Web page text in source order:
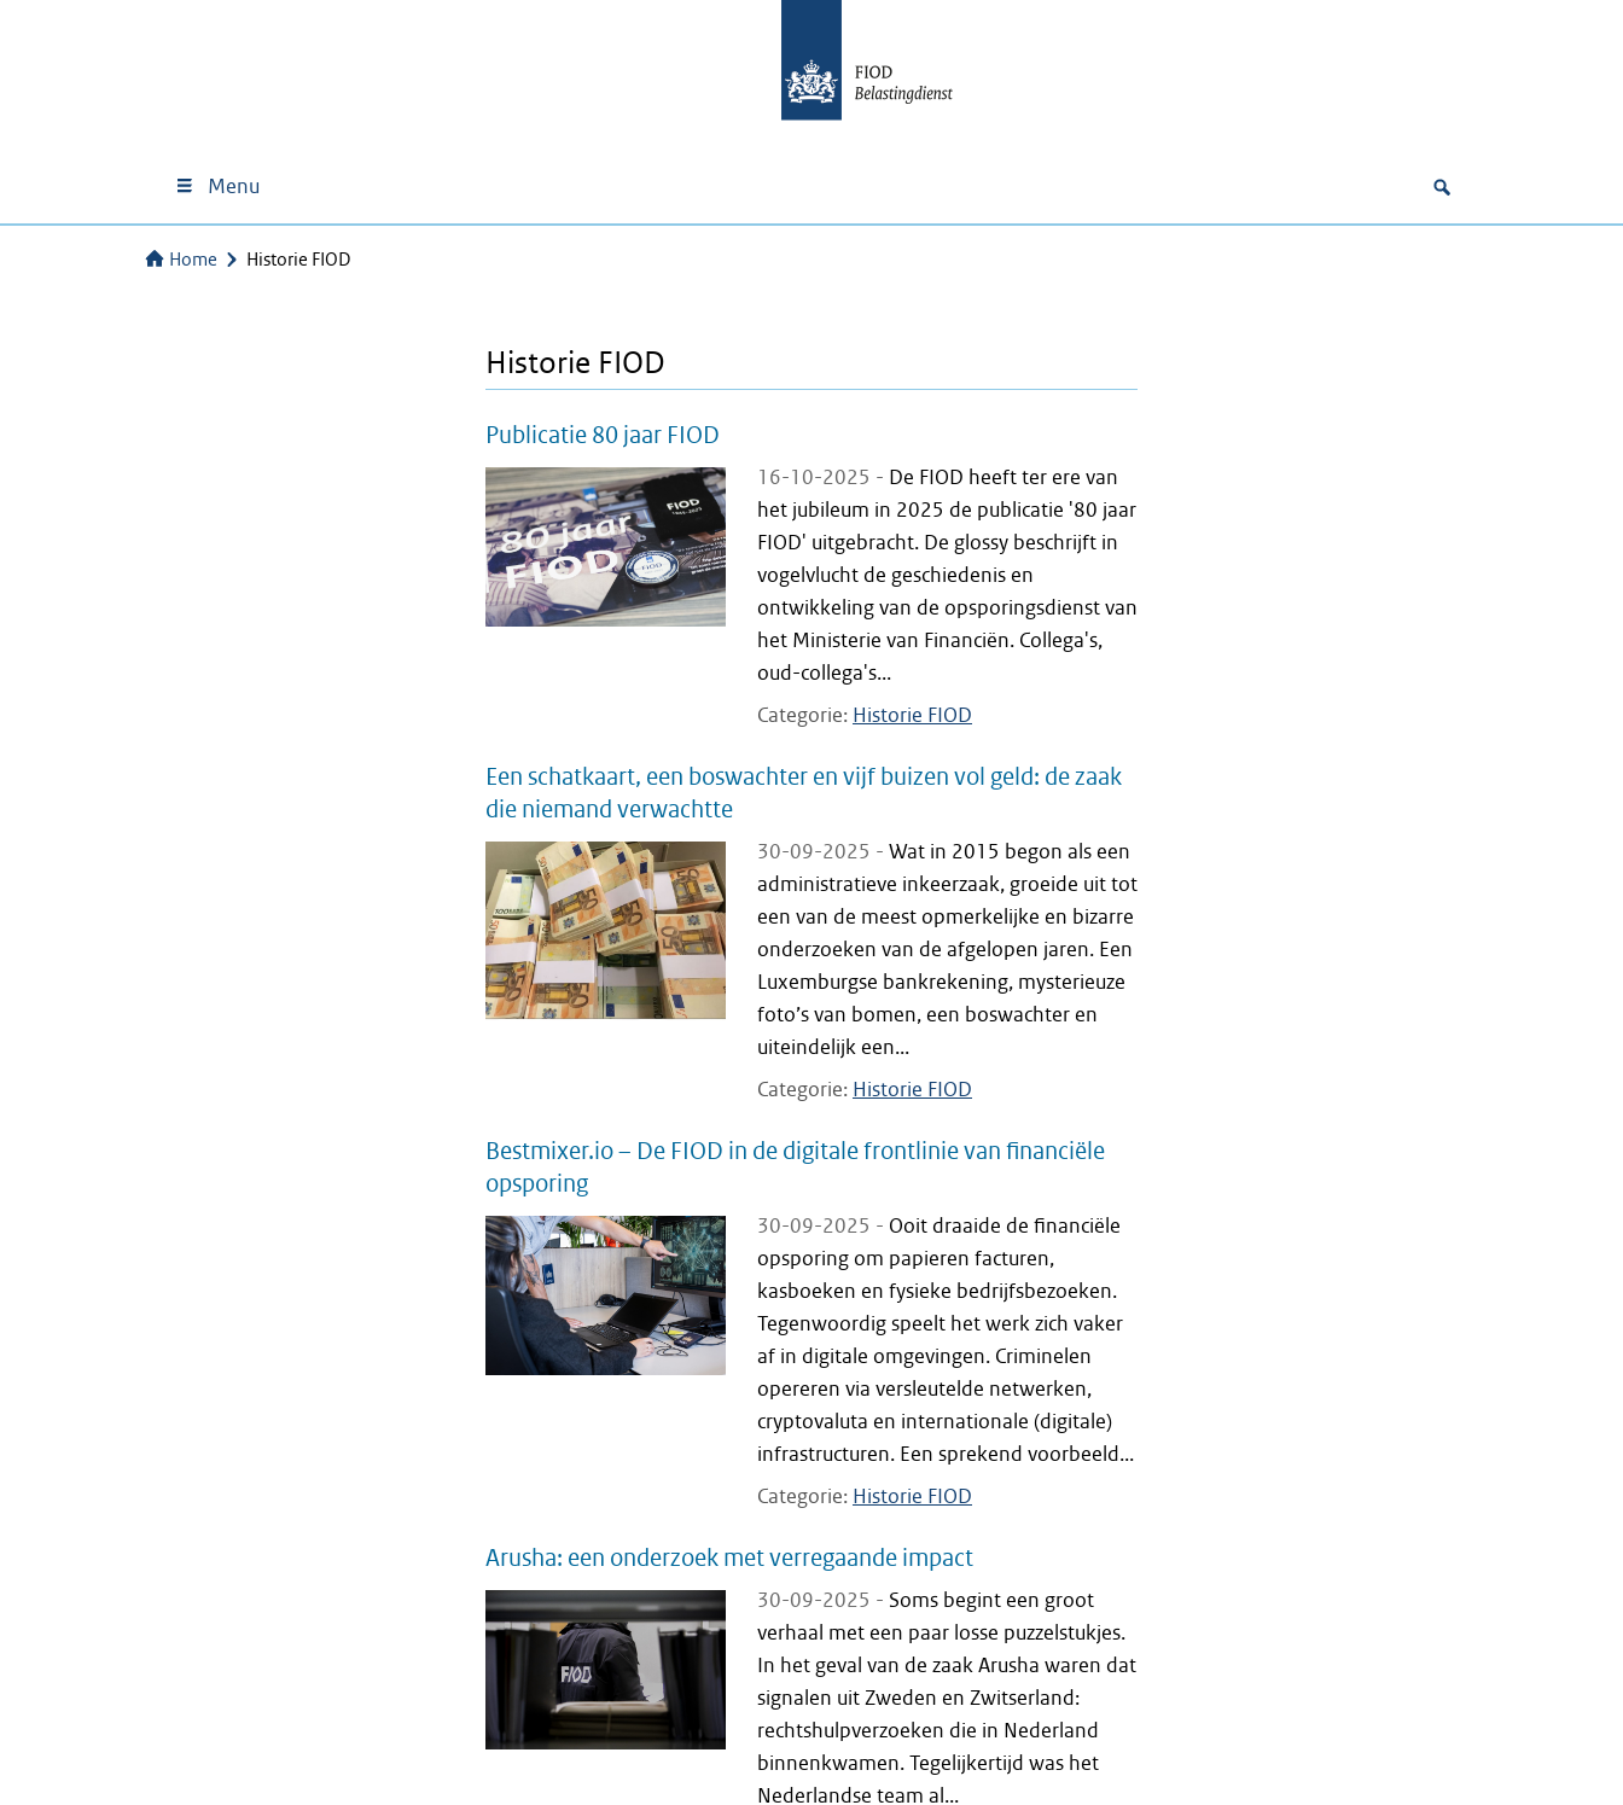
Menu
Home Historie FIOD
Historie FIOD
Publicatie 80 jaar FIOD
16-10-2025 - De FIOD heeft ter ere van
het jubileum in 2025 de publicatie '80 jaar
FIOD' uitgebracht. De glossy beschrijft in
vogelvlucht de geschiedenis en
ontwikkeling van de opsporingsdienst van
het Ministerie van Financiën. Collega's,
oud-collega's...
Categorie Historie FIOD
Een schatkaart, een boswachter en vijf buizen vol geld: de zaak
die niemand verwachtte
30-09-2025 - Wat in 2015 begon als een
administratieve inkeerzaak, groeide uit tot
een van de meest opmerkelijke en bizarre
onderzoeken van de afgelopen jaren. Een
Luxemburgse bankrekening, mysterieuze
foto’s van bomen, een boswachter en
uiteindelijk een...
Categorie Historie FIOD
Bestmixer.io – De FIOD in de digitale frontlinie van financiële
opsporing
30-09-2025 - Ooit draaide de financiële
opsporing om papieren facturen,
kasboeken en fysieke bedrijfsbezoeken.
Tegenwoordig speelt het werk zich vaker
af in digitale omgevingen. Criminelen
opereren via versleutelde netwerken,
cryptovaluta en internationale (digitale)
infrastructuren. Een sprekend voorbeeld...
Categorie Historie FIOD
Arusha: een onderzoek met verregaande impact
30-09-2025 - Soms begint een groot
verhaal met een paar losse puzzelstukjes.
In het geval van de zaak Arusha waren dat
signalen uit Zweden en Zwitserland:
rechtshulpverzoeken die in Nederland
binnenkwamen. Tegelijkertijd was het
Nederlandse team al...